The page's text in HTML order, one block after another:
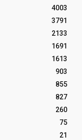
4003
3791
2133
1691
1613
903
855
827
260
75
21